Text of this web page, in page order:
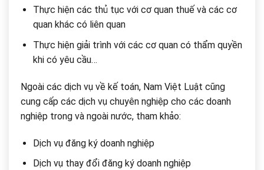
Thực hiện các thủ tục với cơ quan thuế và các cơ
quan khác có liên quan
Thực hiện giải trình với các cơ quan có thẩm quyền
khi có yêu cầu…
Ngoài các dịch vụ về kế toán, Nam Việt Luật cũng
cung cấp các dịch vụ chuyên nghiệp cho các doanh
nghiệp trong và ngoài nước, tham khảo:
Dịch vụ đăng ký doanh nghiệp
Dịch vụ thay đổi đăng ký doanh nghiệp